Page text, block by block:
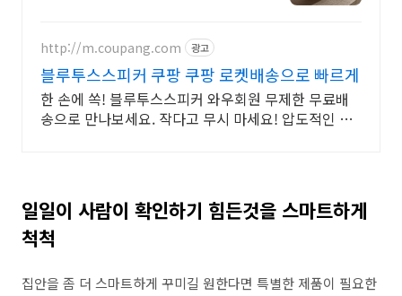
http://m.coupang.com 광고
블루투스스피커 쿠팡 쿠팡 로켓배송으로 빠르게
한 손에 쏙! 블루투스스피커 와우회원 무제한 무료배
송으로 만나보세요. 작다고 무시 마세요! 압도적인 음
일일이 사람이 확인하기 힘든것을 스마트하게
척척
집안을 좀 더 스마트하게 꾸미길 원한다면 특별한 제품이 필요한